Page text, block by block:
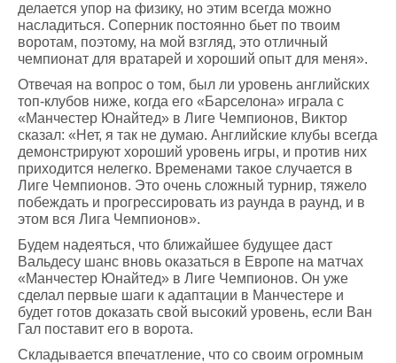
делается упор на физику, но этим всегда можно
насладиться. Соперник постоянно бьет по твоим
воротам, поэтому, на мой взгляд, это отличный
чемпионат для вратарей и хороший опыт для меня».
Отвечая на вопрос о том, был ли уровень английских
топ-клубов ниже, когда его «Барселона» играла с
«Манчестер Юнайтед» в Лиге Чемпионов, Виктор
сказал: «Нет, я так не думаю. Английские клубы всегда
демонстрируют хороший уровень игры, и против них
приходится нелегко. Временами такое случается в
Лиге Чемпионов. Это очень сложный турнир, тяжело
побеждать и прогрессировать из раунда в раунд, и в
этом вся Лига Чемпионов».
Будем надеяться, что ближайшее будущее даст
Вальдесу шанс вновь оказаться в Европе на матчах
«Манчестер Юнайтед» в Лиге Чемпионов. Он уже
сделал первые шаги к адаптации в Манчестере и
будет готов доказать свой высокий уровень, если Ван
Гал поставит его в ворота.
Складывается впечатление, что со своим огромным